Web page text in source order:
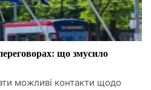
що змусило
можливі контакти щодо